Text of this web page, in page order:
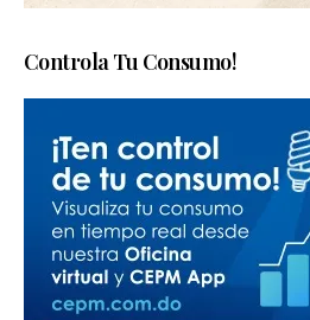
Controla Tu Consumo!